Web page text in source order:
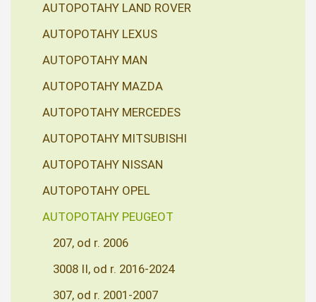
AUTOPOTAHY LAND ROVER
AUTOPOTAHY LEXUS
AUTOPOTAHY MAN
AUTOPOTAHY MAZDA
AUTOPOTAHY MERCEDES
AUTOPOTAHY MITSUBISHI
AUTOPOTAHY NISSAN
AUTOPOTAHY OPEL
AUTOPOTAHY PEUGEOT
207, od r. 2006
3008 II, od r. 2016-2024
307, od r. 2001-2007